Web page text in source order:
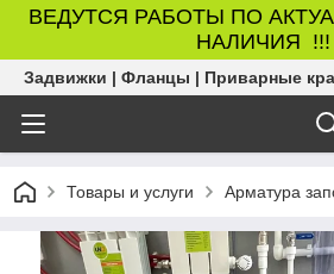
ВЕДУТСЯ РАБОТЫ ПО
НАЛИЧИЯ !!!
Задвижки | Фланцы | Приварные
Товары и услуги Арматура